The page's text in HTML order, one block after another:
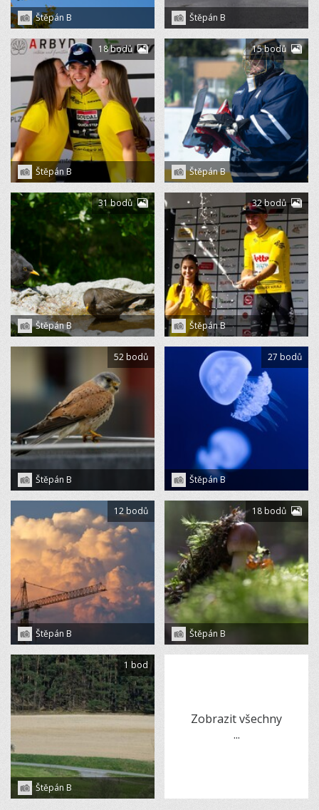
Štěpán B Štěpán B
Štěpán B
18 bodů
Štěpán B
15 bodů
Štěpán B
31 bodů
Štěpán B
32 bodů
Štěpán B
52 bodů
Štěpán B
27 bodů
Štěpán B
12 bodů
Štěpán B
18 bodů
Štěpán B
1 bod
Zobrazit všechny
...